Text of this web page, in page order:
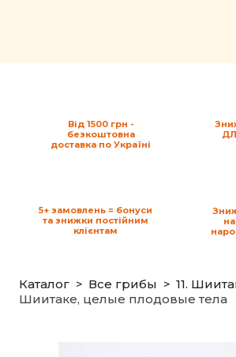
Від 1500 грн -
безкоштовна
доставка по Україні
5+ замовлень = бонуси
та знижки постійним
клієнтам
Каталог Все грибы 11.
Шиитаке, целые плодовые тела